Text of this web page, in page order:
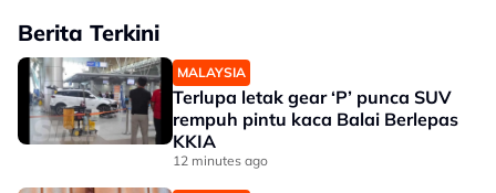
Berita Terkini
MALAYSIA
Terlupa letak gear ‘P’ punca SUV
rempuh pintu kaca Balai Berlepas
KKIA
12 minutes ago